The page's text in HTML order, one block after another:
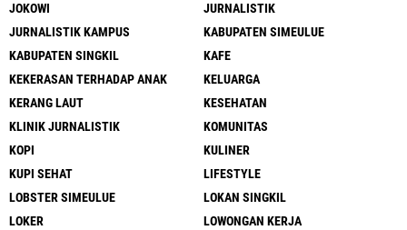
JOKOWI
JURNALISTIK
JURNALISTIK KAMPUS
KABUPATEN SIMEULUE
KABUPATEN SINGKIL
KAFE
KEKERASAN TERHADAP ANAK
KELUARGA
KERANG LAUT
KESEHATAN
KLINIK JURNALISTIK
KOMUNITAS
KOPI
KULINER
KUPI SEHAT
LIFESTYLE
LOBSTER SIMEULUE
LOKAN SINGKIL
LOKER
LOWONGAN KERJA